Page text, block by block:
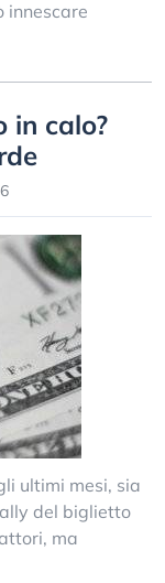
innescare
in calo?
ultimi mesi, sia
del biglietto
ma